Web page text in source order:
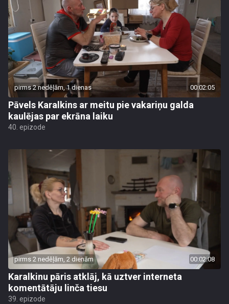
pirms 2 nedēļām, 1 dienas 00:02:05
Pāvels Karalkins ar meitu pie vakariņu galda
kaulējas par ekrāna laiku
40. epizode
pirms 2 nedēļām, 2 dienām 00:02:08
Karalkinu pāris atklāj, kā uztver interneta
komentātāju linča tiesu
39. epizode